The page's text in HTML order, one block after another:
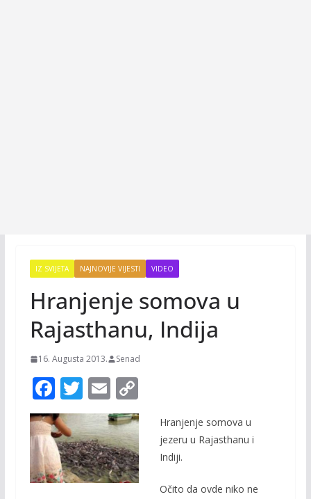
IZ SVIJETA NAJNOVIJE VIJESTI VIDEO
Hranjenje somova u
Rajasthanu, Indija
16. Augusta 2013. Senad
F
ac
e
b
o
T
w
itt
er
E
m
ai
l
C
o
p
y
Li
Hranjenje somova u
jezeru u Rajasthanu i
Indiji.
Očito da ovde niko ne